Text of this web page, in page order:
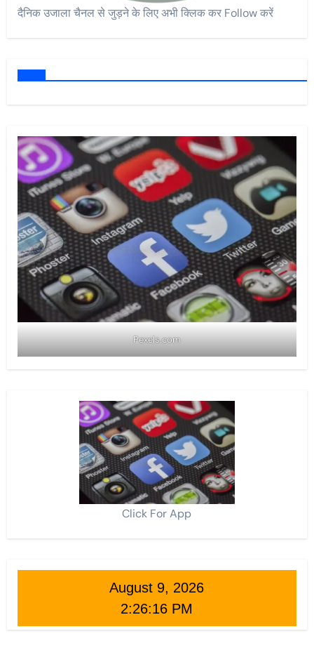
दैनिक उजाला चैनल से जुड़ने के लिए अभी क्लिक कर Follow करें
Pexels.com
Click For App
August 9, 2026
2:26:18 PM